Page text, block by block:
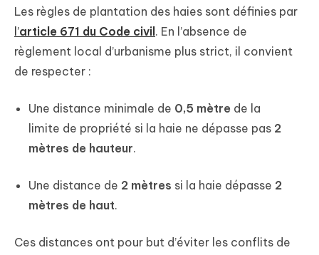
Les règles de plantation des haies sont définies par
l’article 671 du Code civil. En l’absence de
règlement local d’urbanisme plus strict, il convient
de respecter :
Une distance minimale de 0,5 mètre de la
limite de propriété si la haie ne dépasse pas 2
mètres de hauteur.
Une distance de 2 mètres si la haie dépasse 2
mètres de haut.
Ces distances ont pour but d’éviter les conflits de